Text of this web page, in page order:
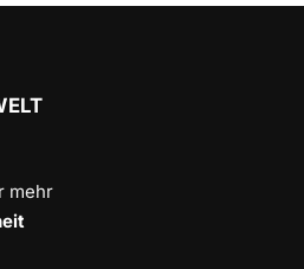
mehr